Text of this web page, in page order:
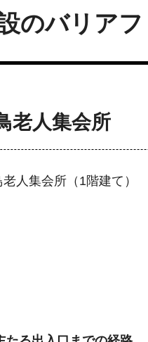
のバリア
老人集会所
人集会所（1階建て）